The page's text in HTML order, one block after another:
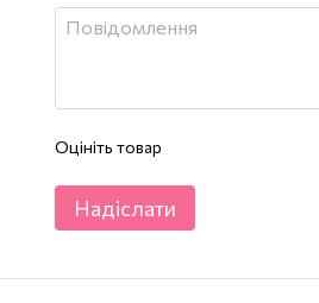
Оцініть товар
Надіслати